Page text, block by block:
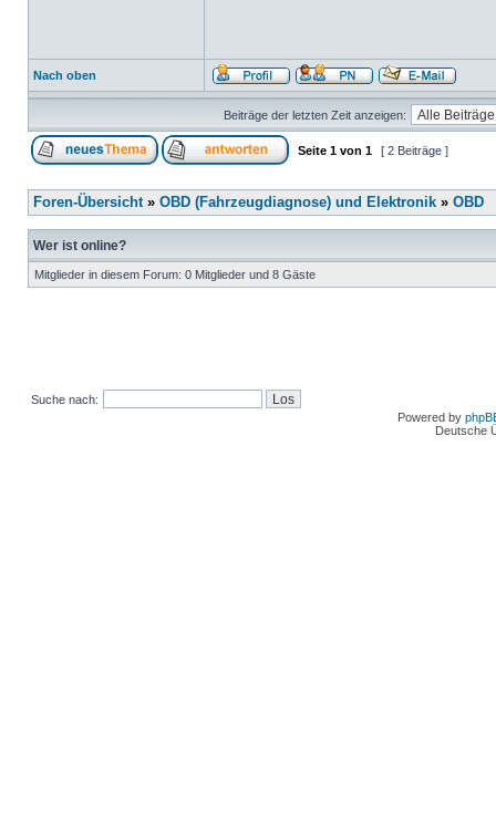
Nach oben
Beiträge der letzten Zeit anzeigen:
Seite 1 von 1 [ 2 Beiträge ]
Foren-Übersicht» OBD (Fahrzeugdiagnose) und Elektronik » OBD
Wer ist online?
Mitglieder in diesem Forum: 0 Mitglieder und 8 Gäste
Suche nach:
Powered by
Deutsche